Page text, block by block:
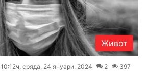
Живот
10:12ч, сряда, 24 януари, 2024 2 397